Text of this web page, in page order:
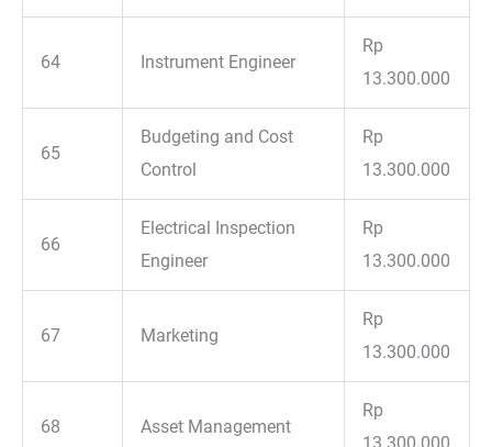
64 Instrument Engineer
Rp
13.300.000
65
Budgeting and Cost
Control
Rp
13.300.000
66
Electrical Inspection
Engineer
Rp
13.300.000
67 Marketing
Rp
13.300.000
68 Asset Management
Rp